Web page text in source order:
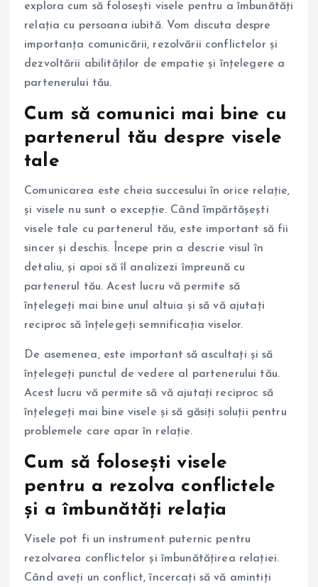
explora cum să folosești visele pentru a îmbunătăți
relația cu persoana iubită. Vom discuta despre
importanța comunicării, rezolvării conflictelor și
dezvoltării abilităților de empatie și înțelegere a
partenerului tău.
Cum să comunici mai bine cu
partenerul tău despre visele
tale
Comunicarea este cheia succesului în orice relație,
și visele nu sunt o excepție. Când împărtășești
visele tale cu partenerul tău, este important să fii
sincer și deschis. Începe prin a descrie visul în
detaliu, și apoi să îl analizezi împreună cu
partenerul tău. Acest lucru vă permite să
înțelegeți mai bine unul altuia și să vă ajutați
reciproc să înțelegeți semnificația viselor.
De asemenea, este important să ascultați și să
înțelegeți punctul de vedere al partenerului tău.
Acest lucru vă permite să vă ajutați reciproc să
înțelegeți mai bine visele și să găsiți soluții pentru
problemele care apar în relație.
Cum să folosești visele
pentru a rezolva conflictele
și a îmbunătăți relația
Visele pot fi un instrument puternic pentru
rezolvarea conflictelor și îmbunătățirea relației.
Când aveți un conflict, încercați să vă amintiți